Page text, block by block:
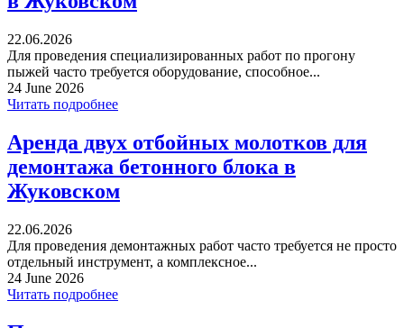
22.06.2026
Для проведения специализированных работ по прогону
пыжей часто требуется оборудование, способное...
24 June 2026
Читать подробнее
Аренда двух отбойных молотков для
демонтажа бетонного блока в
Жуковском
22.06.2026
Для проведения демонтажных работ часто требуется не просто
отдельный инструмент, а комплексное...
24 June 2026
Читать подробнее